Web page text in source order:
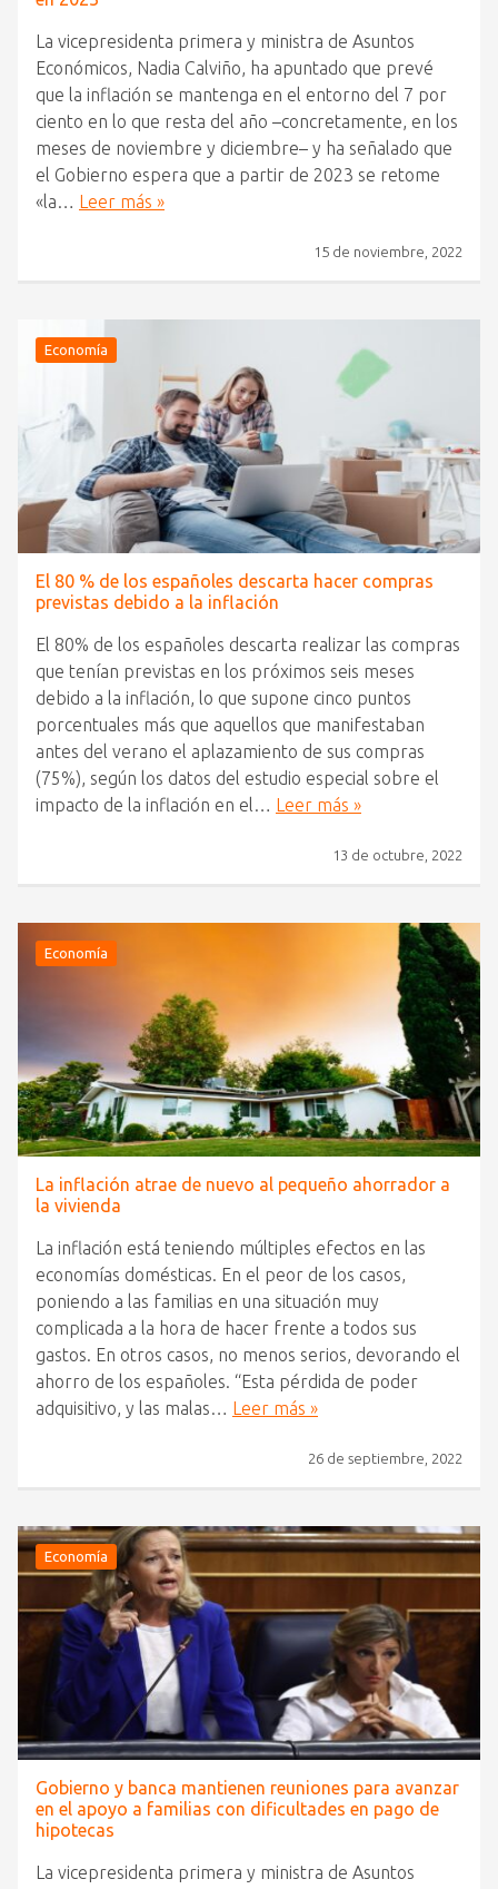
La vicepresidenta primera y ministra de Asuntos
Económicos, Nadia Calviño, ha apuntado que prevé
que la inflación se mantenga en el entorno del 7 por
ciento en lo que resta del año –concretamente, en los
meses de noviembre y diciembre– y ha señalado que
el Gobierno espera que a partir de 2023 se retome
«la… Leer más »
15 de noviembre, 2022
Economía
El 80 % de los españoles descarta hacer compras
previstas debido a la inflación
El 80% de los españoles descarta realizar las compras
que tenían previstas en los próximos seis meses
debido a la inflación, lo que supone cinco puntos
porcentuales más que aquellos que manifestaban
antes del verano el aplazamiento de sus compras
(75%), según los datos del estudio especial sobre el
impacto de la inflación en el… Leer más »
13 de octubre, 2022
Economía
La inflación atrae de nuevo al pequeño ahorrador a
la vivienda
La inflación está teniendo múltiples efectos en las
economías domésticas. En el peor de los casos,
poniendo a las familias en una situación muy
complicada a la hora de hacer frente a todos sus
gastos. En otros casos, no menos serios, devorando el
ahorro de los españoles. “Esta pérdida de poder
adquisitivo, y las malas… Leer más »
26 de septiembre, 2022
Economía
Gobierno y banca mantienen reuniones para avanzar
en el apoyo a familias con dificultades en pago de
hipotecas
La vicepresidenta primera y ministra de Asuntos